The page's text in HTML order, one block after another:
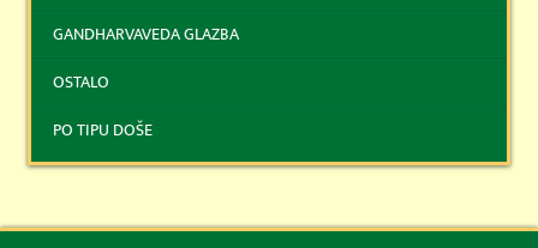
GANDHARVAVEDA GLAZBA
OSTALO
PO TIPU DOŠE